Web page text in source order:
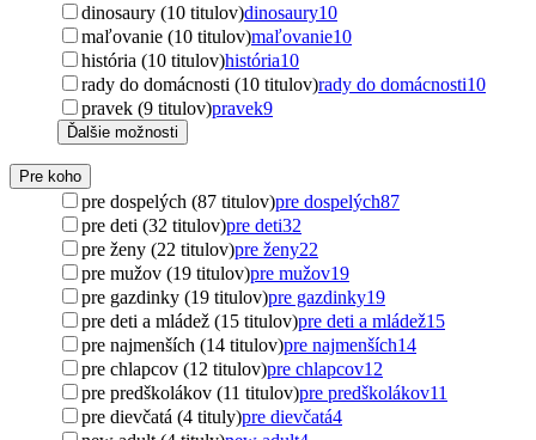
dinosaury (10 titulov)dinosaury10
maľovanie (10 titulov)maľovanie10
história (10 titulov)história10
rady do domácnosti (10 titulov)rady do domácnosti10
pravek (9 titulov)pravek9
Ďalšie možnosti
Pre koho
pre dospelých (87 titulov)pre dospelých87
pre deti (32 titulov)pre deti32
pre ženy (22 titulov)pre ženy22
pre mužov (19 titulov)pre mužov19
pre gazdinky (19 titulov)pre gazdinky19
pre deti a mládež (15 titulov)pre deti a mládež15
pre najmenších (14 titulov)pre najmenších14
pre chlapcov (12 titulov)pre chlapcov12
pre predškolákov (11 titulov)pre predškolákov11
pre dievčatá (4 tituly)pre dievčatá4